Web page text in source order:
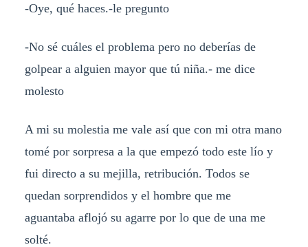
-Oye, qué haces.-le pregunto
-No sé cuáles el problema pero no deberías de
golpear a alguien mayor que tú niña.- me dice
molesto
A mi su molestia me vale así que con mi otra mano
tomé por sorpresa a la que empezó todo este lío y
fui directo a su mejilla, retribución. Todos se
quedan sorprendidos y el hombre que me
aguantaba aflojó su agarre por lo que de una me
solté.